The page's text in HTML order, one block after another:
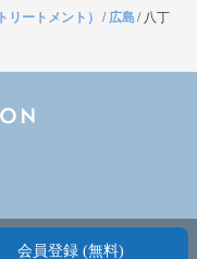
会員登録 (無料)
ートメント） / 広島/ 八丁